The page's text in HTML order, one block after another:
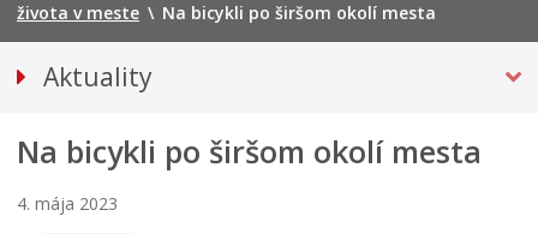
života v meste \ Na bicykli po širšom okolí mesta
Aktuality
Zasadnutia mestského zastupiteľstva
Kontrolné dni
Na bicykli po širšom okolí mesta
4. mája 2023